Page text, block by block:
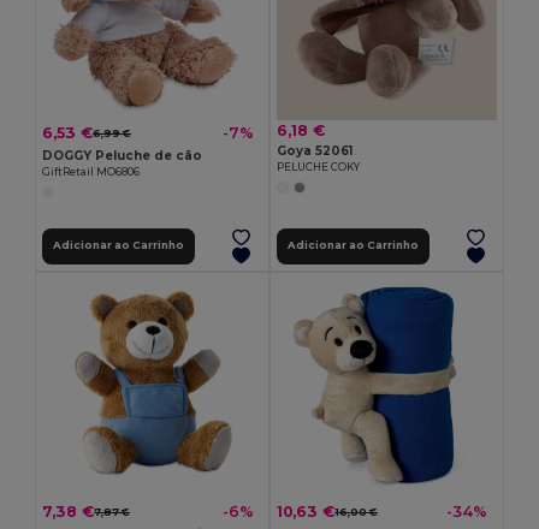
6,53 €6,99 € -7%
DOGGY Peluche de cão
GiftRetail MO6806
Adicionar ao Carrinho
6,18 €
Goya 52061
PELUCHE COKY
Adicionar ao Carrinho
7,38 €7,87 € -6% 10,63 €16,00 € -34%